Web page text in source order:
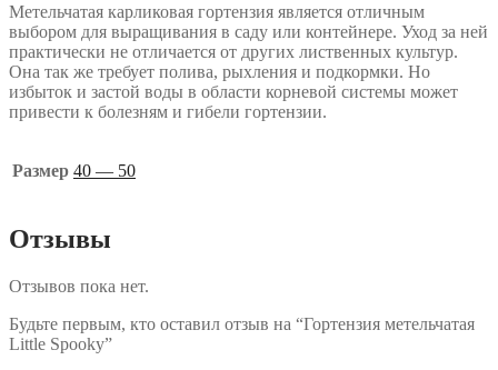
Метельчатая карликовая гортензия является отличным
выбором для выращивания в саду или контейнере. Уход за ней
практически не отличается от других лиственных культур.
Она так же требует полива, рыхления и подкормки. Но
избыток и застой воды в области корневой системы может
привести к болезням и гибели гортензии.
Размер 40 — 50
Отзывы
Отзывов пока нет.
Будьте первым, кто оставил отзыв на “Гортензия метельчатая
Little Spooky”